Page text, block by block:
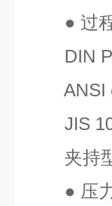
● 过
DIN
ANSI
JIS
夹持
● 压